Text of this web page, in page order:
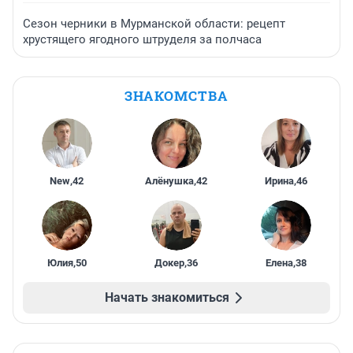
Сезон черники в Мурманской области: рецепт
хрустящего ягодного штруделя за полчаса
ЗНАКОМСТВА
New,42 Алёнушка,42 Ирина,46
Юлия,50 Докер,36 Елена,38
Начать знакомиться